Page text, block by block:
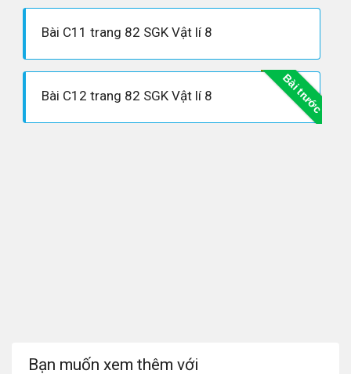
Bài C11 trang 82 SGK Vật lí 8
Bài trước
Bài C12 trang 82 SGK Vật lí 8
Bạn muốn xem thêm với